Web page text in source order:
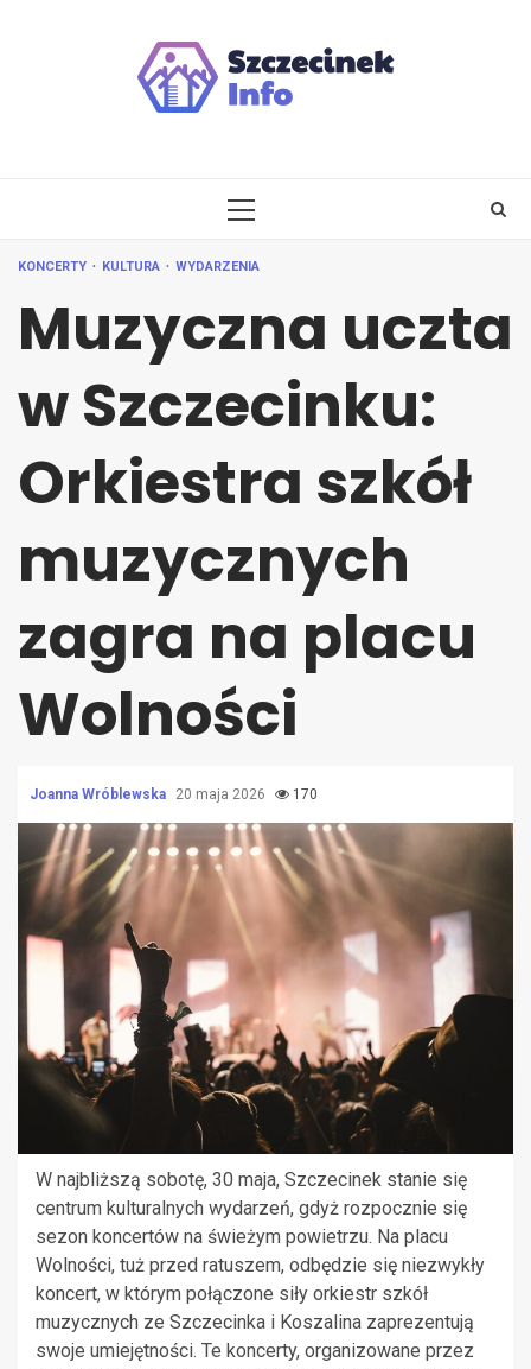
PRIMARY
KONCERTY KULTURA WYDARZENIA
Muzyczna uczta
w Szczecinku:
Orkiestra szkół
muzycznych
zagra na placu
Wolności
Joanna Wróblewska 20 maja 2026 170
W najbliższą sobotę, 30 maja, Szczecinek stanie się
centrum kulturalnych wydarzeń, gdyż rozpocznie się
sezon koncertów na świeżym powietrzu. Na placu
Wolności, tuż przed ratuszem, odbędzie się niezwykły
koncert, w którym połączone siły orkiestr szkół
muzycznych ze Szczecinka i Koszalina zaprezentują
swoje umiejętności. Te koncerty, organizowane przez